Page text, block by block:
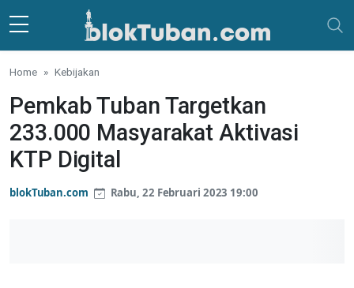
Skip to main content
Home Kebijakan
Pemkab Tuban Targetkan
233.000 Masyarakat Aktivasi
KTP Digital
blokTuban.com Rabu, 22 Februari 2023 19:00